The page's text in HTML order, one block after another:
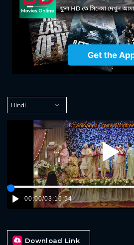
00:00/03:16:54
Download Link